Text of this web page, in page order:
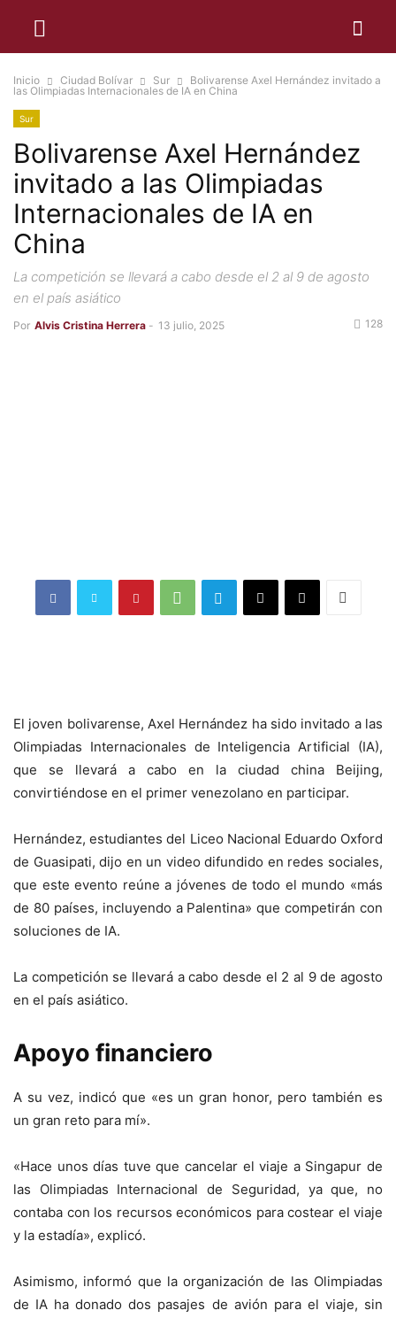
Inicio Ciudad Bolívar Sur
Bolivarense Axel Hernández invitado a
las Olimpiadas Internacionales de IA en China
Sur
Bolivarense Axel Hernández
invitado a las Olimpiadas
Internacionales de IA en
China
La competición se llevará a cabo desde el 2 al 9 de agosto
en el país asiático
Por Alvis Cristina Herrera - 13 julio, 2025 128
El joven bolivarense, Axel Hernández ha sido invitado a las
Olimpiadas Internacionales de Inteligencia Artificial (IA),
que se llevará a cabo en la ciudad china Beijing,
convirtiéndose en el primer venezolano en participar.
Hernández, estudiantes del Liceo Nacional Eduardo Oxford
de Guasipati, dijo en un video difundido en redes sociales,
que este evento reúne a jóvenes de todo el mundo «más
de 80 países, incluyendo a Palentina» que competirán con
soluciones de IA.
La competición se llevará a cabo desde el 2 al 9 de agosto
en el país asiático.
Apoyo financiero
A su vez, indicó que «es un gran honor, pero también es
un gran reto para mí».
«Hace unos días tuve que cancelar el viaje a Singapur de
las Olimpiadas Internacional de Seguridad, ya que, no
contaba con los recursos económicos para costear el viaje
y la estadía», explicó.
Asimismo, informó que la organización de las Olimpiadas
de IA ha donado dos pasajes de avión para el viaje, sin